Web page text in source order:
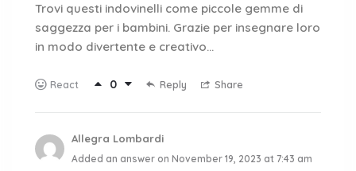
Trovi questi indovinelli come piccole gemme di
saggezza per i bambini. Grazie per insegnare loro
in modo divertente e creativo…
React 0 Reply Share
Allegra Lombardi
Added an answer on November 19, 2023 at 7:43 am